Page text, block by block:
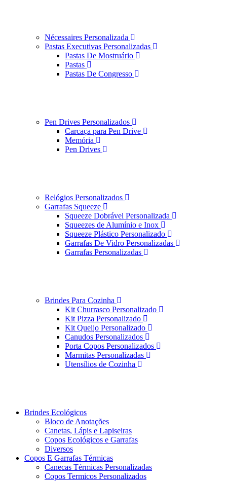
Nécessaires Personalizada
Pastas Executivas Personalizadas
Pastas De Mostruário
Pastas
Pastas De Congresso
Pen Drives Personalizados
Carcaça para Pen Drive
Memória
Pen Drives
Relógios Personalizados
Garrafas Squeeze
Squeeze Dobrável Personalizada
Squeezes de Alumínio e Inox
Squeeze Plástico Personalizado
Garrafas De Vidro Personalizadas
Garrafas Personalizadas
Brindes Para Cozinha
Kit Churrasco Personalizado
Kit Pizza Personalizado
Kit Queijo Personalizado
Canudos Personalizados
Porta Copos Personalizados
Marmitas Personalizadas
Utensílios de Cozinha
Brindes Ecológicos
Bloco de Anotações
Canetas, Lápis e Lapiseiras
Copos Ecológicos e Garrafas
Diversos
Copos E Garrafas Térmicas
Canecas Térmicas Personalizadas
Copos Termicos Personalizados